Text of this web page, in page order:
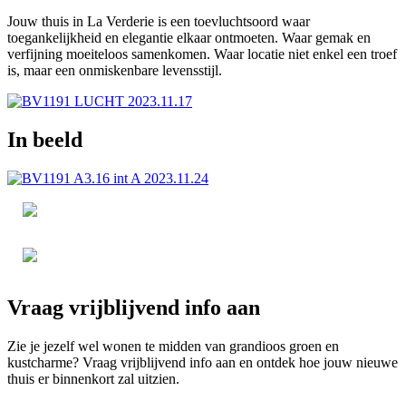
Jouw thuis in La Verderie is een toevluchtsoord waar
toegankelijkheid en elegantie elkaar ontmoeten. Waar gemak en
verfijning moeiteloos samenkomen. Waar locatie niet enkel een troef
is, maar een onmiskenbare levensstijl.
In beeld
Vraag vrijblijvend info aan
Zie je jezelf wel wonen te midden van grandioos groen en
kustcharme? Vraag vrijblijvend info aan en ontdek hoe jouw nieuwe
thuis er binnenkort zal uitzien.